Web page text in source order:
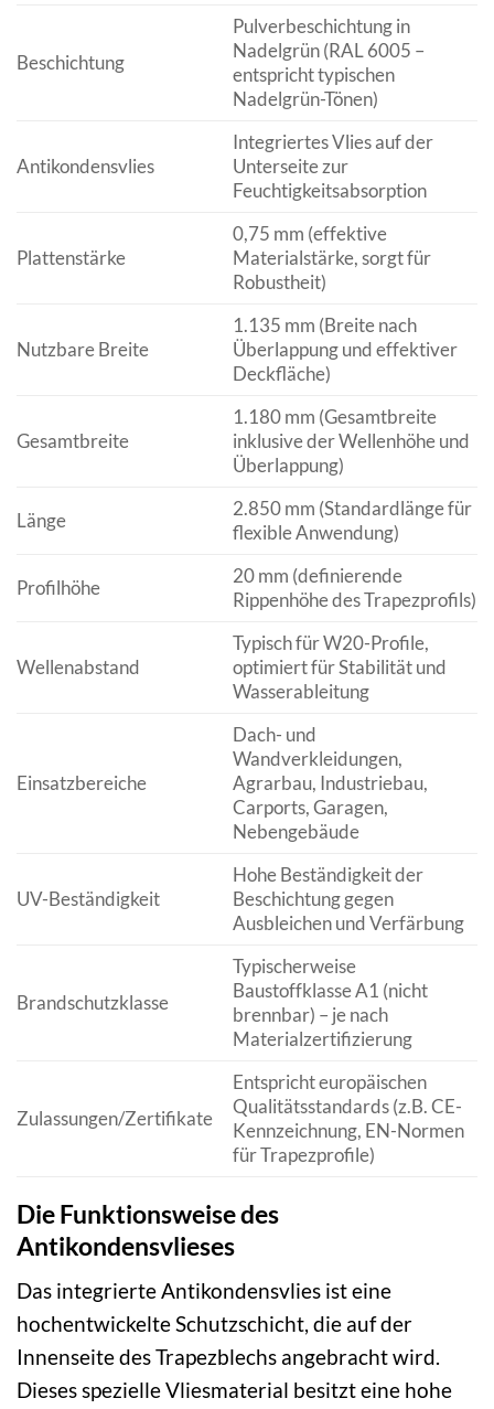
Beschichtung
Pulverbeschichtung in
Nadelgrün (RAL 6005 –
entspricht typischen
Nadelgrün-Tönen)
Antikondensvlies
Integriertes Vlies auf der
Unterseite zur
Feuchtigkeitsabsorption
Plattenstärke
0,75 mm (effektive
Materialstärke, sorgt für
Robustheit)
Nutzbare Breite
1.135 mm (Breite nach
Überlappung und effektiver
Deckfläche)
Gesamtbreite
1.180 mm (Gesamtbreite
inklusive der Wellenhöhe und
Überlappung)
Länge
2.850 mm (Standardlänge für
flexible Anwendung)
Profilhöhe
20 mm (definierende
Rippenhöhe des Trapezprofils)
Wellenabstand
Typisch für W20-Profile,
optimiert für Stabilität und
Wasserableitung
Einsatzbereiche
Dach- und
Wandverkleidungen,
Agrarbau, Industriebau,
Carports, Garagen,
Nebengebäude
UV-Beständigkeit
Hohe Beständigkeit der
Beschichtung gegen
Ausbleichen und Verfärbung
Brandschutzklasse
Typischerweise
Baustoffklasse A1 (nicht
brennbar) – je nach
Materialzertifizierung
Zulassungen/Zertifikate
Entspricht europäischen
Qualitätsstandards (z.B. CE-
Kennzeichnung, EN-Normen
für Trapezprofile)
Die Funktionsweise des
Antikondensvlieses
Das integrierte Antikondensvlies ist eine
hochentwickelte Schutzschicht, die auf der
Innenseite des Trapezblechs angebracht wird.
Dieses spezielle Vliesmaterial besitzt eine hohe